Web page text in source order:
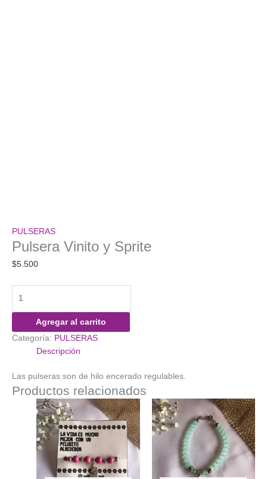
PULSERAS
Pulsera Vinito y Sprite
$5.500
Sprite
cantidad
Agregar al carrito
Categoría: PULSERAS
Descripción
Las pulseras son de hilo encerado regulables.
Productos relacionados